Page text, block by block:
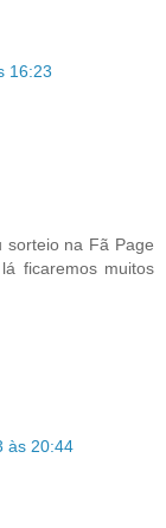
16:23
sorteio na Fã Page
ficaremos muitos
às 20:44